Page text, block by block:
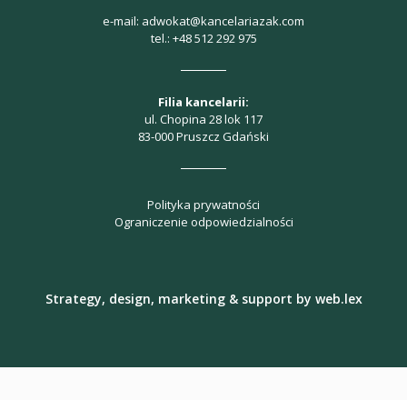
e-mail: adwokat@kancelariazak.com
tel.: +48 512 292 975
Filia kancelarii:
ul. Chopina 28 lok 117
83-000 Pruszcz Gdański
Polityka prywatności
Ograniczenie odpowiedzialności
Strategy, design, marketing & support by web.lex